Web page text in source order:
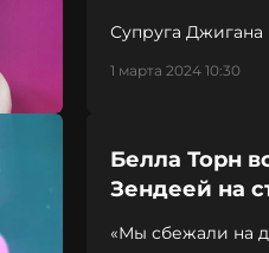
Супруга Джигана
1 марта 2024 10:30
Белла Торн
Зендеей на
«Мы сбежали на